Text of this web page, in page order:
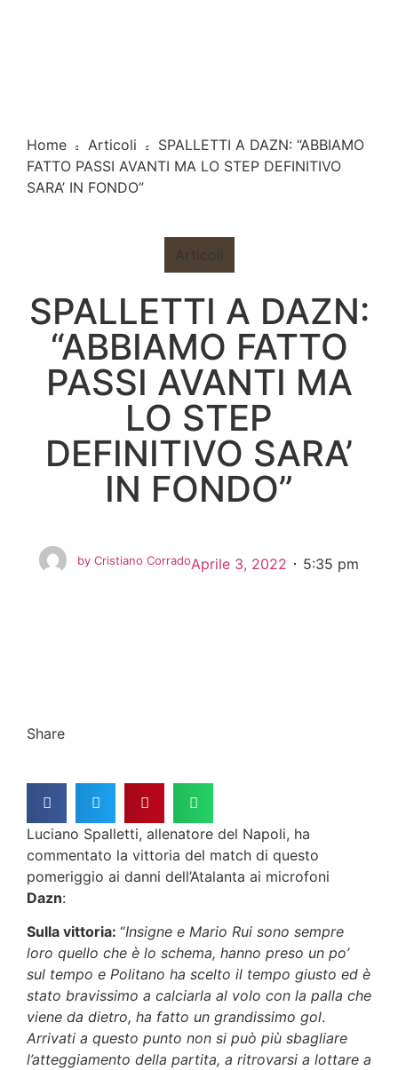
Home Articoli
SPALLETTI A DAZN: “ABBIAMO
FATTO PASSI AVANTI MA LO STEP DEFINITIVO
SARA’ IN FONDO”
Articoli
SPALLETTI A DAZN:
“ABBIAMO FATTO
PASSI AVANTI MA
LO STEP
DEFINITIVO SARA’
IN FONDO”
by Cristiano CorradoAprile 3, 2022 5:35 pm
Share
Luciano Spalletti, allenatore del Napoli, ha
commentato la vittoria del match di questo
pomeriggio ai danni dell’Atalanta ai microfoni
Dazn:
Sulla vittoria: “Insigne e Mario Rui sono sempre
loro quello che è lo schema, hanno preso un po’
sul tempo e Politano ha scelto il tempo giusto ed è
stato bravissimo a calciarla al volo con la palla che
viene da dietro, ha fatto un grandissimo gol.
Arrivati a questo punto non si può più sbagliare
l’atteggiamento della partita, a ritrovarsi a lottare a